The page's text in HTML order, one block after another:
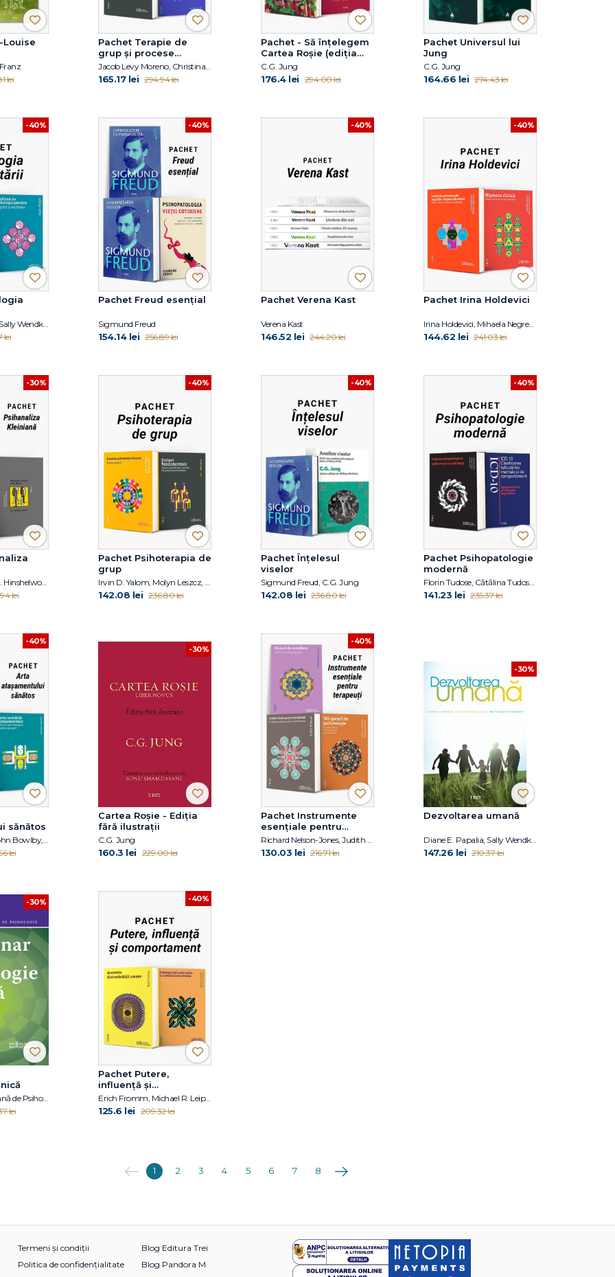
Louise
lei
Pachet Terapie de
grup și procese
relaționale
165.17 lei 294.94 lei
Pachet - Să înțelegem
Cartea Roșie (ediția
fără ilustrații)
C.G. Jung
176.4 lei 294.00 lei
Pachet Universul lui
Jung
C.G. Jung
164.66 lei 274.43 lei
-40%
Diane E. Papalia, Sally Wendkos Olds, Ruth Duskin Feldman, Jean Piaget
lei
-40%
Pachet Freud esențial
Sigmund Freud
154.14 lei 256.89 lei
-40%
Pachet Verena Kast
Verena Kast
146.52 lei 244.20 lei
-40%
Pachet Irina Holdevici
Irina Holdevici, Mihaela Negrescu
144.62 lei 241.03 lei
-30%
Melanie Klein, R.D. Hinshelwood
lei
-40%
Pachet Psihoterapia de
grup
142.08 lei 236.80 lei
-40%
Pachet Înțelesul
viselor
Sigmund Freud, C.G. Jung
142.08 lei 236.80 lei
-40%
Pachet Psihopatologie
modernă
Florin Tudose, Cătălina Tudose, Letiţia Dobranici, Volum colectiv
141.23 lei 235.37 lei
-40%
sănătos
David J. Wallin, John Bowlby, Andreea Ionescu
lei
-30%
Cartea Roșie - Ediția
fără ilustrații
C.G. Jung
160.3 lei 229.00 lei
-40%
Pachet Instrumente
esențiale pentru
terapeuți
Richard Nelson-Jones, Judith Belmont, Richard C. Robertiello
130.03 lei 216.71 lei
-30%
Dezvoltarea umană
Diane E. Papalia, Sally Wendkos Olds, Ruth Duskin Feldman
147.26 lei 210.37 lei
-30%
Asociația Americană de Psihologie, Gary R. Vandenbos
lei
-40%
Pachet Putere,
influență și
comportament
Erich Fromm, Michael R. Leippe, Philip Zimbardo
125.6 lei 209.32 lei
Anterioara
1 2 3 4 5 6 7 8 Următoarea
Termeni și condiții
Politica de confidențialitate
Blog Editura Trei
Blog Pandora M